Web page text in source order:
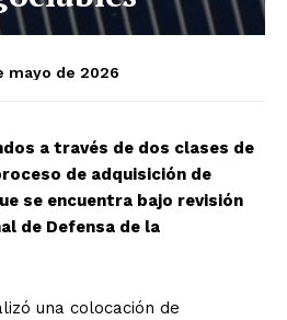
mayo de 2026
a través de dos clases de
de adquisición de
se encuentra bajo revisión
de Defensa de la
una colocación de